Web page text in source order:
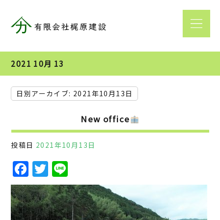
2021 10月 13
日別アーカイブ: 2021年10月13日
New office
投稿日 2021年10月13日
F
a
c
T
w
it
n
e